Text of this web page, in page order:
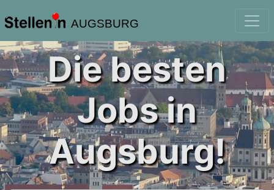
AUGSBURG
Die besten
Jobs in
Augsburg!